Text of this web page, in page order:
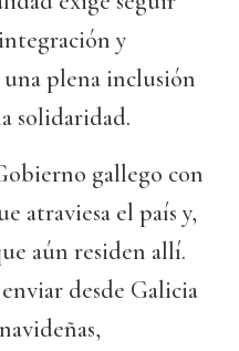
y
plena inclusión
solidaridad.
gallego con
atraviesa el país y,
aún residen allí.
desde Galicia